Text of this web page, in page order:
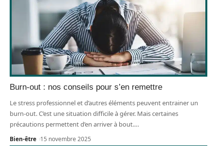
Burn-out : nos conseils pour s’en remettre
Le stress professionnel et d’autres éléments peuvent entrainer un
burn-out. C’est une situation difficile à gérer. Mais certaines
précautions permettent d’en arriver à bout.…
Bien-être 15 novembre 2025